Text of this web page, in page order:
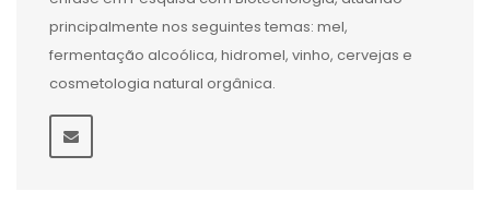
principalmente nos seguintes temas: mel,
fermentação alcoólica, hidromel, vinho, cervejas e
cosmetologia natural orgânica.